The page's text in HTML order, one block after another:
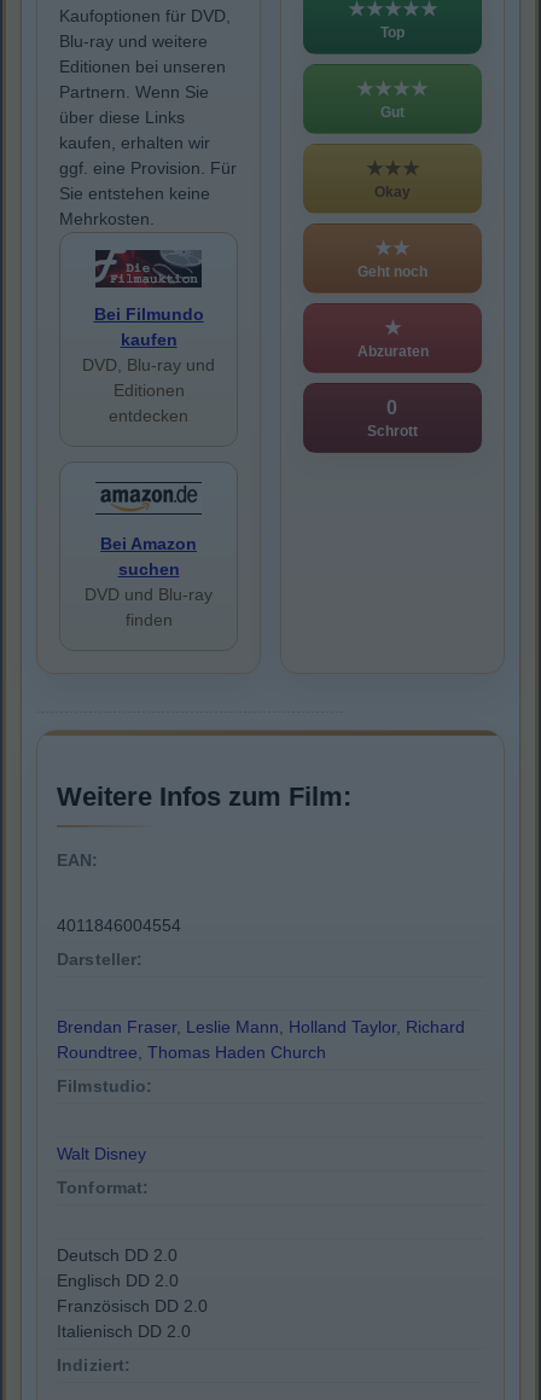
Kaufoptionen für DVD,
Blu-ray und weitere
Editionen bei unseren
Partnern. Wenn Sie
über diese Links
kaufen, erhalten wir
ggf. eine Provision. Für
Sie entstehen keine
Mehrkosten.
Bei Filmundo
kaufen
DVD, Blu-ray und
Editionen
entdecken
Bei Amazon
suchen
DVD und Blu-ray
finden
★★★★★
Top
★★★★
Gut
★★★
Okay
★★
Geht noch
★
Abzuraten
0
Schrott
Weitere Infos zum Film:
EAN:
4011846004554
Darsteller:
Brendan Fraser, Leslie Mann, Holland Taylor, Richard
Roundtree, Thomas Haden Church
Filmstudio:
Walt Disney
Tonformat:
Deutsch DD 2.0
Englisch DD 2.0
Französisch DD 2.0
Italienisch DD 2.0
Indiziert: